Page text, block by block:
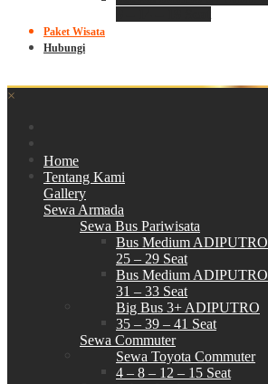
Paket Wisata
Hubungi
×
Home
Tentang Kami
Gallery
Sewa Armada
Sewa Bus Pariwisata
Bus Medium ADIPUTRO
25 – 29 Seat
Bus Medium ADIPUTRO
31 – 33 Seat
Big Bus 3+ ADIPUTRO
35 – 39 – 41 Seat
Sewa Commuter
Sewa Toyota Commuter
4 – 8 – 12 – 15 Seat